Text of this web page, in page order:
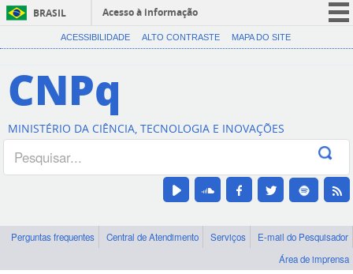
BRASIL
Acesso à informação
CORONAVÍRUS (COVID-19)
Canais
ACESSIBILIDADE ALTO CONTRASTE MAPA DO SITE
CNPq
MINISTÉRIO DA CIÊNCIA, TECNOLOGIA E INOVAÇÕES
Perguntas frequentes Central de Atendimento Serviços
E-mail do Pesquisador
Área de imprensa